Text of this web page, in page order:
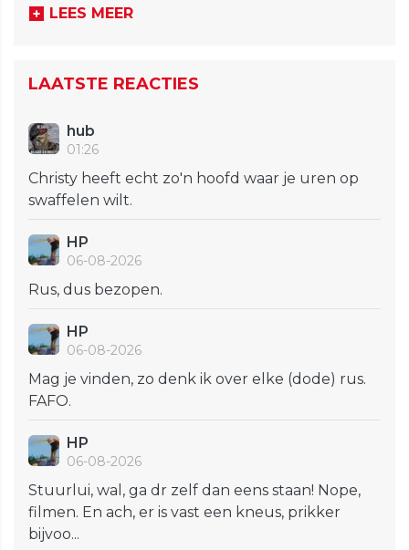
LEES MEER
LAATSTE REACTIES
hub
01:26
Christy heeft echt zo'n hoofd waar je uren op
swaffelen wilt.
HP
06-08-2026
Rus, dus bezopen.
HP
06-08-2026
Mag je vinden, zo denk ik over elke (dode) rus.
FAFO.
HP
06-08-2026
Stuurlui, wal, ga dr zelf dan eens staan! Nope,
filmen. En ach, er is vast een kneus, prikker
bijvoo...